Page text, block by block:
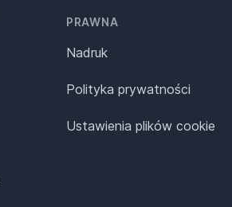
PRAWNA
Nadruk
Polityka prywatności
Ustawienia plików cookie